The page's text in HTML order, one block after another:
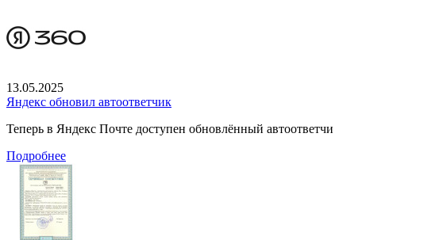
13.05.2025
Яндекс обновил автоответчик
Теперь в Яндекс Почте доступен обновлённый автоответчи
Подробнее